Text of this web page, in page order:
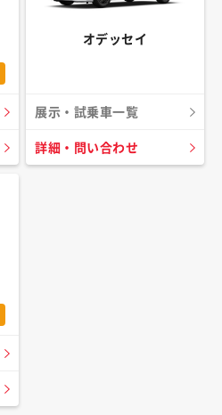
オデッセイ
展示・試乗車一覧
詳細・問い合わせ